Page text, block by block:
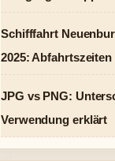
Schifffahrt
2025:
JPG vs PNG:
Verwendung erklärt